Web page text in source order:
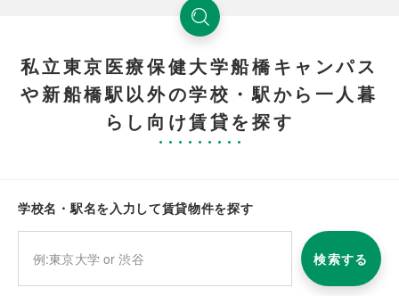
私立東京医療保健大学船橋キャンパス
や新船橋駅以外の学校・駅から一人暮
らし向け賃貸を探す
学校名・駅名を入力して賃貸物件を探す
検索する